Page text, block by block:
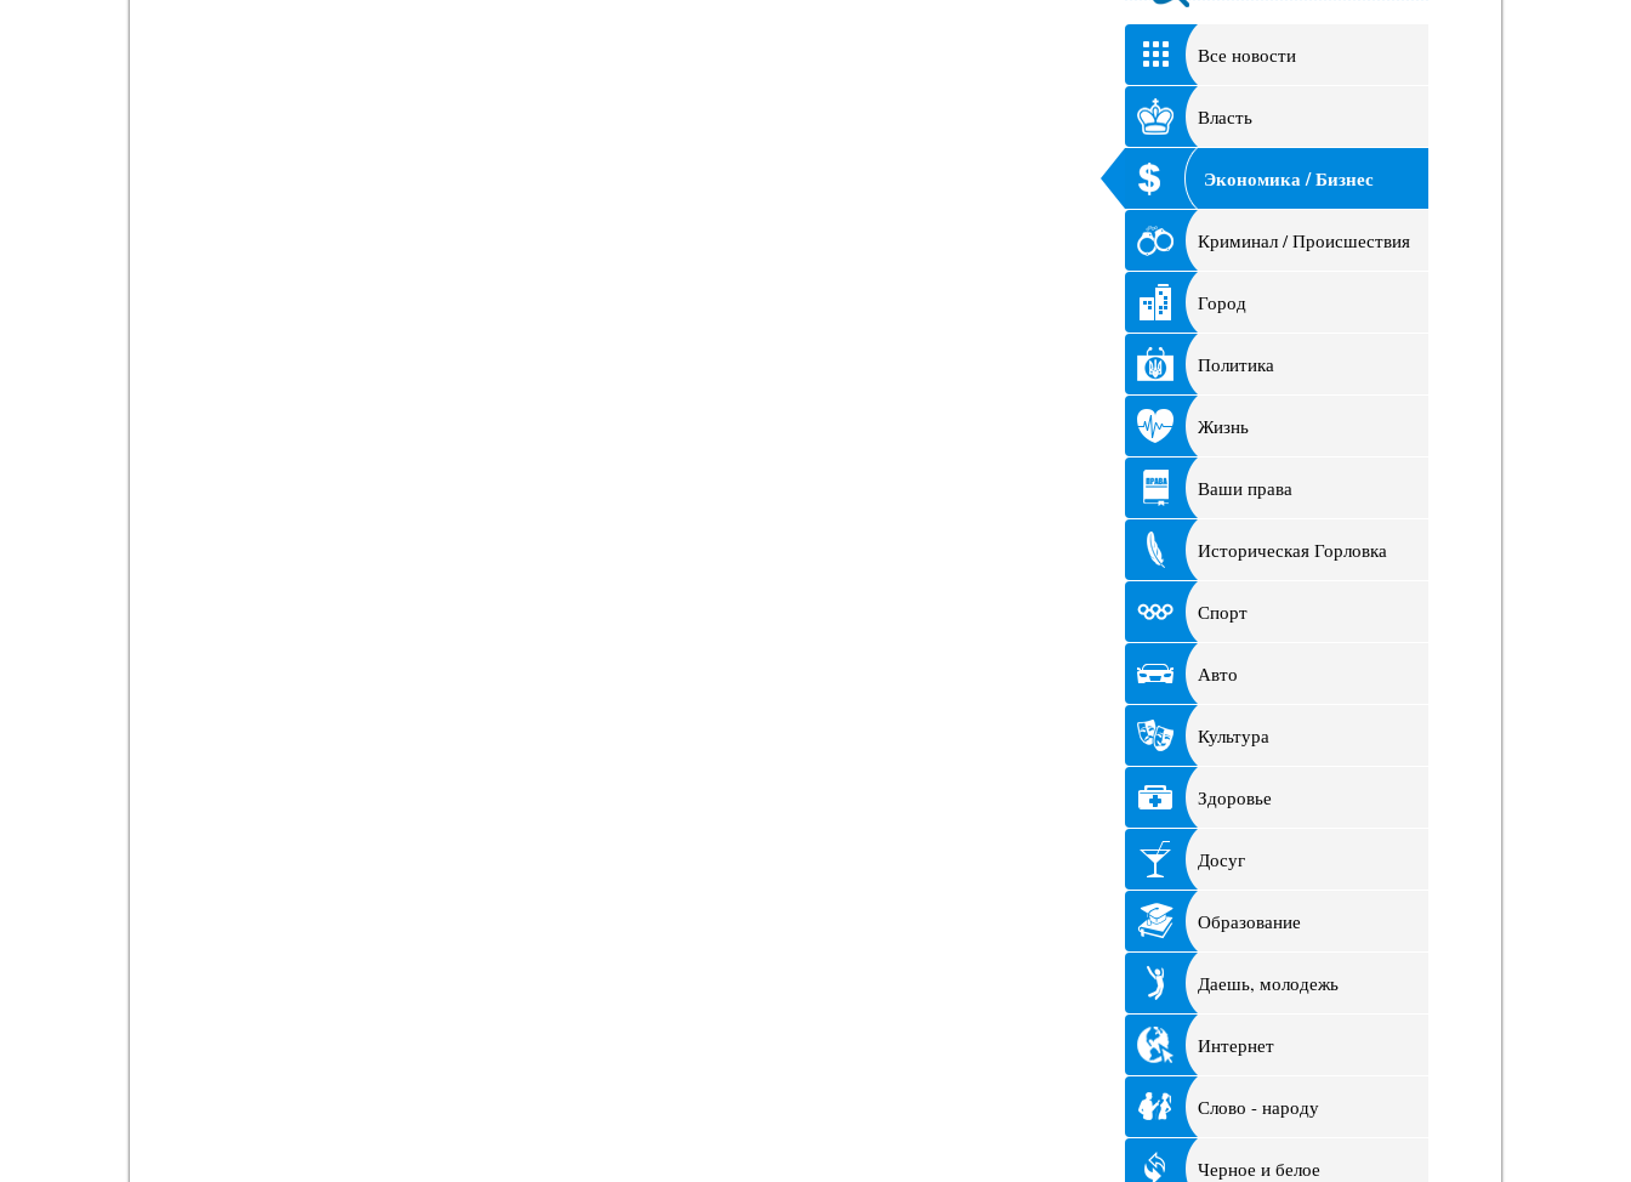
Все новости
Власть
Экономика / Бизнес
Криминал / Происшествия
Город
Политика
Жизнь
Ваши права
Историческая Горловка
Спорт
Авто
Культура
Здоровье
Досуг
Образование
Даешь, молодежь
Интернет
Слово - народу
Черное и белое